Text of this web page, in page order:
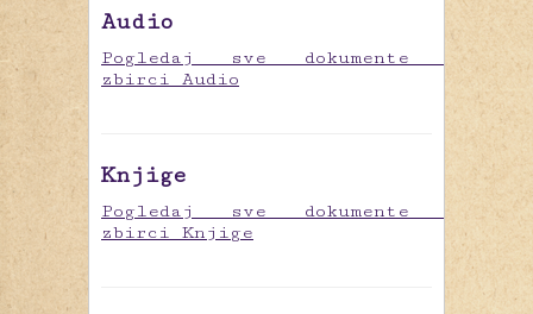
Audio
Pogledaj sve dokumente u
zbirci Audio
Knjige
Pogledaj sve dokumente u
zbirci Knjige